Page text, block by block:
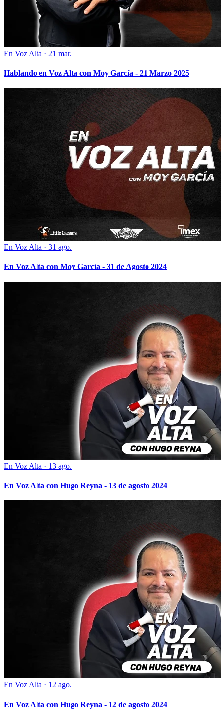
En Voz Alta · 21 mar.
Hablando en Voz Alta con Moy García - 21 Marzo 2025
En Voz Alta · 31 ago.
En Voz Alta con Moy García - 31 de Agosto 2024
En Voz Alta · 13 ago.
En Voz Alta con Hugo Reyna - 13 de agosto 2024
En Voz Alta · 12 ago.
En Voz Alta con Hugo Reyna - 12 de agosto 2024